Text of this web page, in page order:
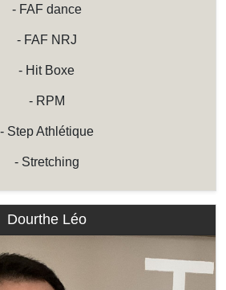
- FAF dance
- FAF NRJ
- Hit Boxe
- RPM
- Step Athlétique
- Stretching
Dourthe Léo